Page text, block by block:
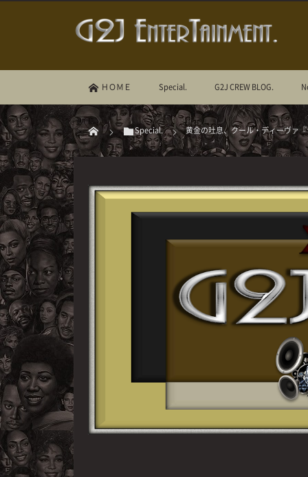
ＨＯＭＥ Special. G2J CREW BLOG.
Special. 黄金の吐息、クール・ディーヴァ